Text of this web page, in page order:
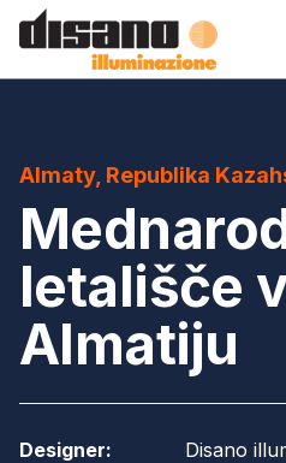
Almaty, Republika
letališče
Almatiju
Designer: Disano